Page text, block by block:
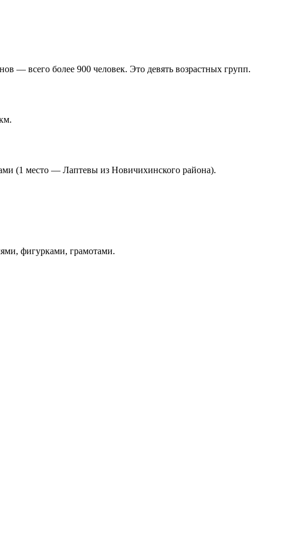
— всего более 900 человек. Это девять возрастных групп.
(1 место — Лаптевы из Новичихинского района).
фигурками, грамотами.